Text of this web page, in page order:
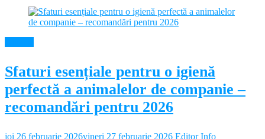
Sfaturi esențiale pentru o igienă
perfectă a animalelor de companie –
recomandări pentru 2026
joi 26 februarie 2026vineri 27 februarie 2026 Editor Info